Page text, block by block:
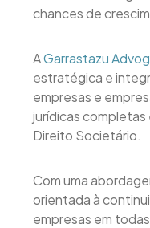
chances de
AGarrastazu
estratégica e
empresas e
jurídicas completas
Direito Societário.
Com uma
orientada à
empresas em